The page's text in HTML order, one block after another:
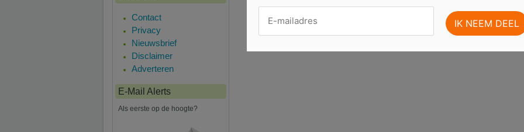
Contact
Privacy
Nieuwsbrief
Disclaimer
Adverteren
E-Mail Alerts
Als eerste op de hoogte?